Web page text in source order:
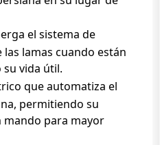
el sistema de
lamas cuando están
vida útil.
que automatiza el
permitiendo su
para mayor